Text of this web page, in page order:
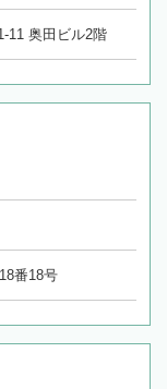
11 奥田ビル2階
番18号